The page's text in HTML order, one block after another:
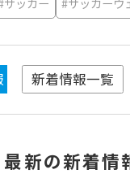
新着情報一覧
最新の新着情